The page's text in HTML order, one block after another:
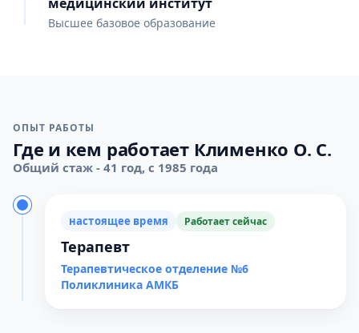
Высшее базовое образование
ОПЫТ РАБОТЫ
Где и кем работает Клименко О. С.
Общий стаж - 41 год, с 1985 года
настоящее время Работает сейчас
Терапевт
Терапевтическое отделение №6
Поликлиника АМКБ